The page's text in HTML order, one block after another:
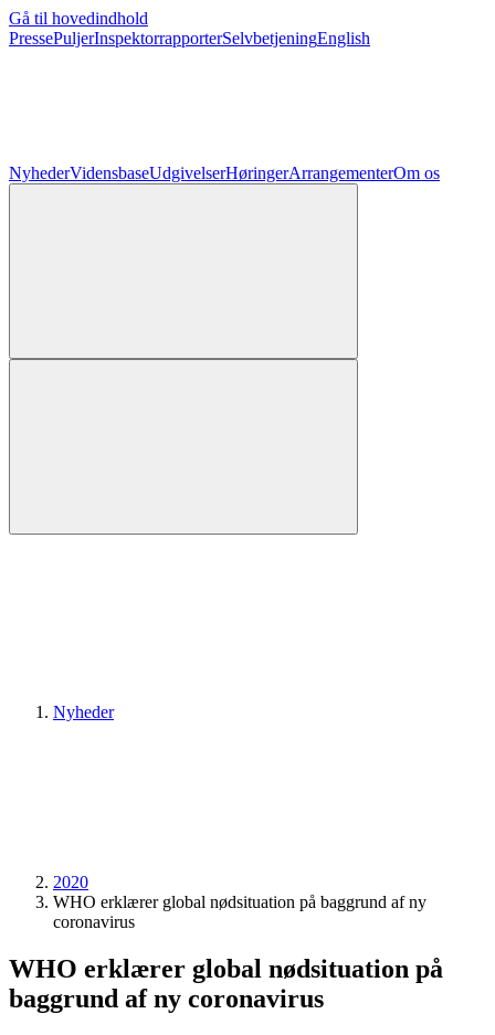
Gå til hovedindhold
PressePuljerInspektorrapporterSelvbetjeningEnglish
NyhederVidensbaseUdgivelserHøringerArrangementerOm os
Nyheder
2020
WHO erklærer global nødsituation på baggrund af ny
coronavirus
WHO erklærer global nødsituation på
baggrund af ny coronavirus